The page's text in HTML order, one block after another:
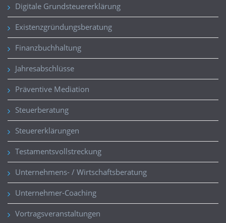
Digitale Grundsteuererklärung
Existenzgründungsberatung
Finanzbuchhaltung
Jahresabschlüsse
Präventive Mediation
Steuerberatung
Steuererklärungen
Testamentsvollstreckung
Unternehmens- / Wirtschaftsberatung
Unternehmer-Coaching
Vortragsveranstaltungen